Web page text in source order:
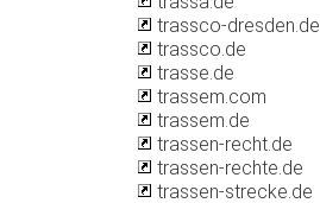
trassco-dresden.de
trassco.de
trasse.de
trassem.com
trassem.de
trassen-recht.de
trassen-rechte.de
trassen-strecke.de